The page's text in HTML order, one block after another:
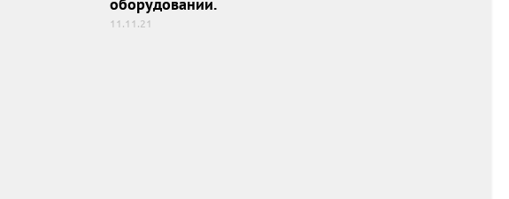
оборудовании.
11.11.21